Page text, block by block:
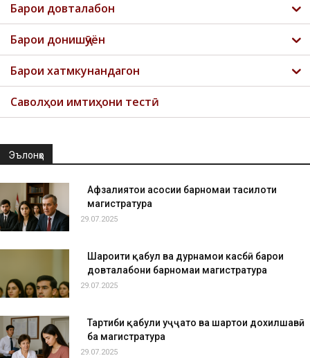
Барои довталабон
Барои донишҷӯён
Барои хатмкунандагон
Саволҳои имтиҳони тестӣ
Эълонҳо
Афзалиятҳои асосии барномаи таҳсилоти
магистратура
29.07.2025
Шароити қабул ва дурнамои касбӣ барои
довталабони барномаи магистратура
29.07.2025
Тартиби қабули ҳуҷҷатҳо ва шартҳои дохилшавӣ
ба магистратура
29.07.2025